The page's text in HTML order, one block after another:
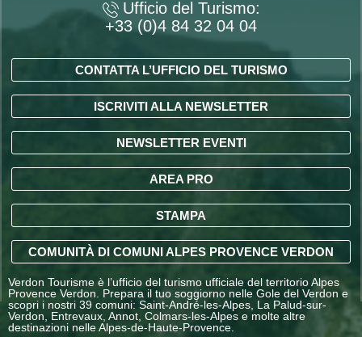
Ufficio del Turismo:
+33 (0)4 84 32 04 04
CONTATTA L’UFFICIO DEL TURISMO
ISCRIVITI ALLA NEWSLETTER
NEWSLETTER EVENTI
AREA PRO
STAMPA
COMUNITÀ DI COMUNI ALPES PROVENCE VERDON
Verdon Tourisme è l’ufficio del turismo ufficiale del territorio Alpes
Provence Verdon. Prepara il tuo soggiorno nelle Gole del Verdon e
scopri i nostri 39 comuni: Saint-André-les-Alpes, La Palud-sur-
Verdon, Entrevaux, Annot, Colmars-les-Alpes e molte altre
destinazioni nelle Alpes-de-Haute-Provence.